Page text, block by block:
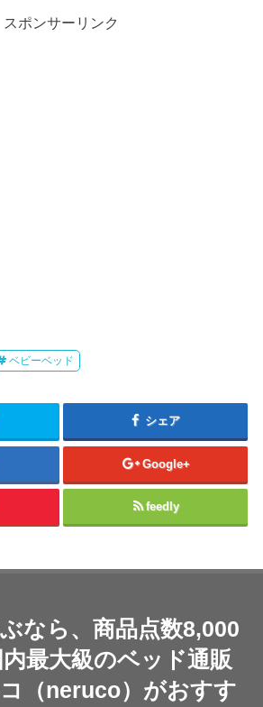
スポンサーリンク
ベビーベッド
シェア
Google+
feedly
なら、商品点数8,000
最大級のベッド通販
（neruco）がおすす